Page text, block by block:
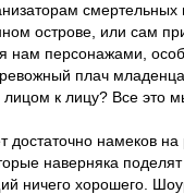
острове, или сам
нам персонажами,
плач
лицом к лицу? Все это
достаточно намеков
наверняка поделят
ничего хорошего.